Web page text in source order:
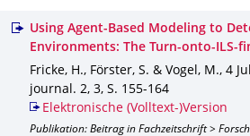
Using Agent-Based Modeling to
Environments: The Turn-onto-ILS-
Fricke, H., Förster, S. & Vogel, M., 4
journal . 2, 3, S. 155-164
Elektronische (Volltext-)Version
Publikation: Beitrag in Fachzeitschrift >